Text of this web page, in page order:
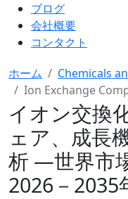
ブログ
会社概要
コンタクト
ホーム
Chemicals
Ion Exchange
イオン交換
ェア、成長
析 ―世界市
2026－2035